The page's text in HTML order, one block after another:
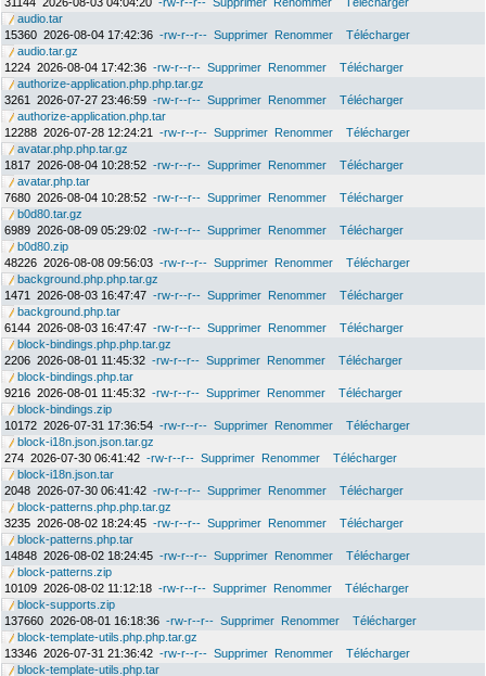
audio.tar
15360 2026-08-04 17:42:36 -rw-r--r-- Supprimer Renommer
Télécharger
audio.tar.gz
1224 2026-08-04 17:42:36 -rw-r--r-- Supprimer Renommer
Télécharger
authorize-application.php.php.tar.gz
3261
2026-07-27 23:46:59 -rw-r--r-- Supprimer Renommer
Télécharger
authorize-application.php.tar
12288 2026-07-28 12:24:21 -rw-r--r-- Supprimer Renommer
Télécharger
avatar.php.php.tar.gz
1817 2026-08-04 10:28:52 -rw-r--r-- Supprimer Renommer
Télécharger
avatar.php.tar
7680 2026-08-04 10:28:52 -rw-r--r-- Supprimer Renommer
Télécharger
b0d80.tar.gz
6989 2026-08-09 05:29:02 -rw-r--r-- Supprimer Renommer
Télécharger
b0d80.zip
48226 2026-08-08 09:56:03 -rw-r--r-- Supprimer Renommer
Télécharger
background.php.php.tar.gz
1471
2026-08-03 16:47:47 -rw-r--r-- Supprimer Renommer
Télécharger
background.php.tar
6144 2026-08-03 16:47:47 -rw-r--r-- Supprimer Renommer
Télécharger
block-bindings.php.php.tar.gz
2206 2026-08-01 11:45:32 -rw-r--r-- Supprimer Renommer
Télécharger
block-bindings.php.tar
9216 2026-08-01 11:45:32 -rw-r--r-- Supprimer Renommer
Télécharger
block-bindings.zip
10172 2026-07-31 17:36:54 -rw-r--r-- Supprimer Renommer
Télécharger
block-i18n.json.json.tar.gz
274 2026-07-30 06:41:42 -rw-r--r-- Supprimer Renommer
Télécharger
block-i18n.json.tar
2048 2026-07-30 06:41:42 -rw-r--r-- Supprimer Renommer
Télécharger
block-patterns.php.php.tar.gz
3235 2026-08-02 18:24:45 -rw-r--r-- Supprimer Renommer
Télécharger
block-patterns.php.tar
14848 2026-08-02 18:24:45 -rw-r--r-- Supprimer Renommer
Télécharger
block-patterns.zip
10109 2026-08-02 11:12:18 -rw-r--r-- Supprimer Renommer
Télécharger
block-supports.zip
137660 2026-08-01 16:18:36 -rw-r--r-- Supprimer Renommer
Télécharger
block-template-utils.php.php.tar.gz
13346 2026-07-31 21:36:42 -rw-r--r-- Supprimer Renommer
Télécharger
block-template-utils.php.tar